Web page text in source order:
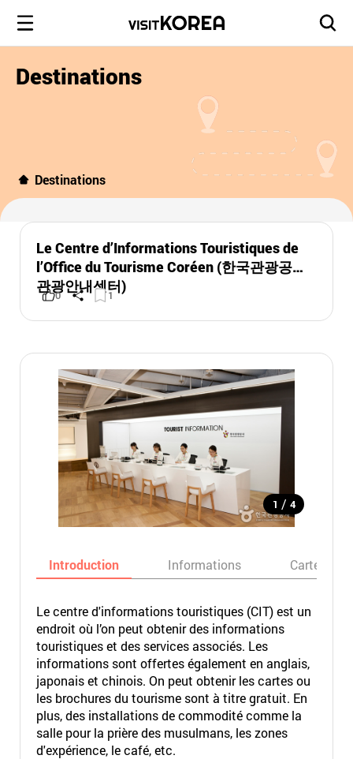
Destinations
Destinations
Le Centre d’Informations Touristiques de
l’Office du Tourisme Coréen (한국관광공사
관광안내센터)
0 1
1 / 4
Introduction Informations Carte
Le centre d'informations touristiques (CIT) est un
endroit où l’on peut obtenir des informations
touristiques et des services associés. Les
informations sont offertes également en anglais,
japonais et chinois. On peut obtenir les cartes ou
les brochures du tourisme sont à titre gratuit. En
plus, des installations de commodité comme la
salle pour la prière des musulmans, les zones
d'expérience, le café, etc.